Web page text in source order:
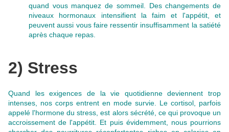
quand vous manquez de sommeil. Des changements de
niveaux hormonaux intensifient la faim et l'appétit, et
peuvent aussi vous faire ressentir insuffisamment la satiété
après chaque repas
2) Stress
Quand les exigences de la vie quotidienne deviennent trop
intenses, nos corps entrent en mode survie. Le cortisol, parfois
appelé l'hormone du stress, est alors sécrété, ce qui provoque un
accroissement de l'appétit . Et puis évidemment, nous pourrions